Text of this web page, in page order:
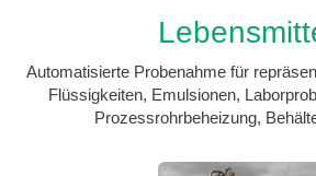
Automatisierte Probenahme für
Flüssigkeiten, Emulsionen,
Prozessrohrbeheizung,